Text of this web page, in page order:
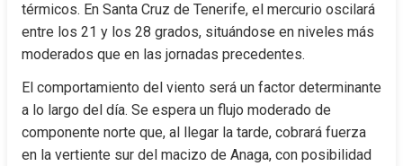
térmicos. En Santa Cruz de Tenerife, el mercurio oscilará
entre los 21 y los 28 grados, situándose en niveles más
moderados que en las jornadas precedentes.
El comportamiento del viento será un factor determinante
a lo largo del día. Se espera un flujo moderado de
componente norte que, al llegar la tarde, cobrará fuerza
en la vertiente sur del macizo de Anaga, con posibilidad